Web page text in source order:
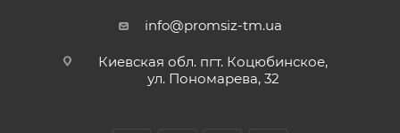
info@promsiz-tm.ua
Киевская обл. пгт. Коцюбинское,
ул. Пономарева, 32